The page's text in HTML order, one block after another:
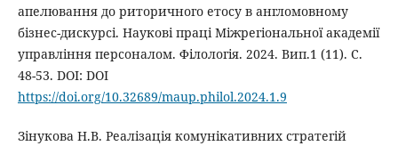
апелювання до риторичного етосу в англомовному
бізнес-дискурсі. Наукові праці Міжрегіональної академії
управління персоналом. Філологія. 2024. Вип.1 (11). С.
48-53. DOI: DOI
https://doi.org/10.32689/maup.philol.2024.1.9
Зінукова Н.В. Реалізація комунікативних стратегій